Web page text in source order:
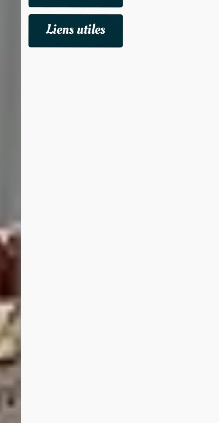
Liens utiles